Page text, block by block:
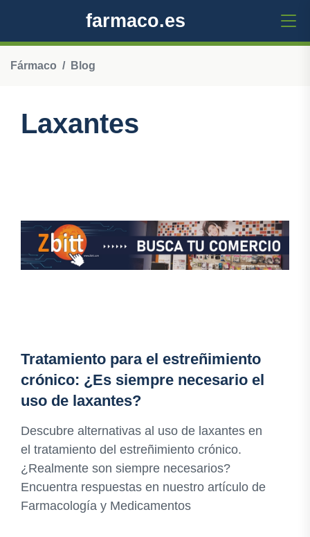
farmaco.es
Fármaco Blog
Laxantes
Tratamiento para el estreñimiento
crónico: ¿Es siempre necesario el
uso de laxantes?
Descubre alternativas al uso de laxantes en
el tratamiento del estreñimiento crónico.
¿Realmente son siempre necesarios?
Encuentra respuestas en nuestro artículo de
Farmacología y Medicamentos